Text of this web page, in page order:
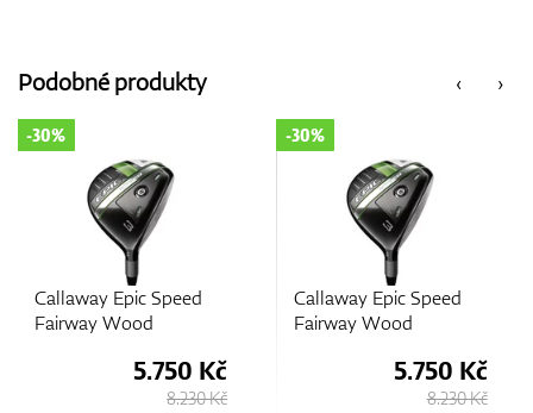
‹
Podobné produkty ›
Callaway Epic Speed
Fairway Wood
-30%
5.750 Kč
8.230 Kč
Callaway Epic Speed
Fairway Wood
-30%
5.750 Kč
8.230 Kč